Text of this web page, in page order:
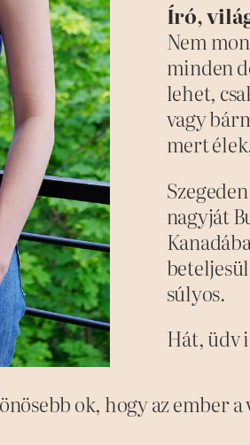
Író,
Nem
minden
lehet,
vagy
mert
nagyját
súlyos.
Hát, üdv
ok, hogy az